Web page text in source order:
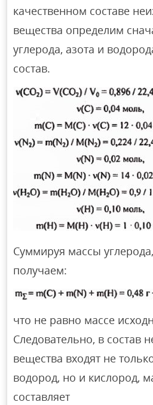
качественном составе
вещества определим
углерода, азота и
состав.
Суммируя массы
получаем:
что не равно массе
Следовательно, в состав
вещества входят не
водород, но и кислород,
составляет